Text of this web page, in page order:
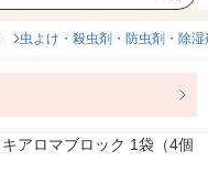
虫よけ・殺虫剤・防虫剤・除湿